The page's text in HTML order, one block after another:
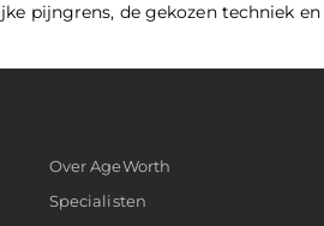
pijngrens, de gekozen techniek
Over AgeWorth
Specialisten